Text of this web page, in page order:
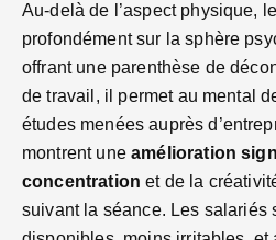
Au-delà de l’aspect physique,
profondément sur la sphère
offrant une parenthèse de
de travail, il permet au mental
études menées auprès
montrent uneamélioration
concentration et de la
suivant la séance. Les salariés